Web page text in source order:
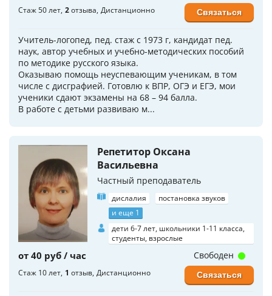
Стаж 50 лет 2отзыва Дистанционно
Учитель-логопед, пед. стаж с 1973 г, кандидат пед.
наук, автор учебных и учебно-методических пособий
по методике русского языка.
Оказываю помощь неуспевающим ученикам, в том
числе с дисграфией. Готовлю к ВПР, ОГЭ и ЕГЭ, мои
ученики сдают экзамены на 68 – 94 балла.
В работе с детьми развиваю м...
Связаться
Репетитор Оксана
Васильевна
Частный преподаватель
дислалия
постановка звуков
и еще 1
дети 6-7 лет, школьники 1-11 класса,
студенты, взрослые
от 40 руб / час
Стаж 10 лет 1 отзыв Дистанционно
Свободен
Связаться